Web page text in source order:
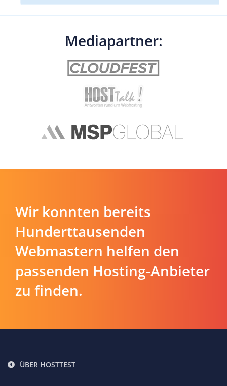
Mediapartner:
Wir konnten bereits
Hunderttausenden
Webmastern helfen den
passenden Hosting-Anbieter
zu finden.
ÜBER HOSTTEST